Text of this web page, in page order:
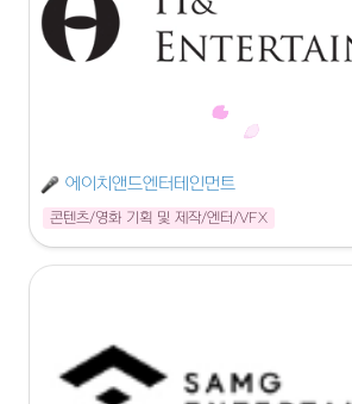
에이치앤드엔터테인먼트
콘텐츠/영화 기획 및 제작/엔터/VFX